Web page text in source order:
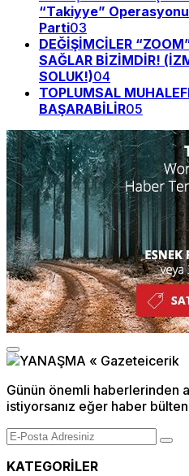
“Takiyye”
Parti03
DEĞİŞİMCİLER
SAĞLAR BİZİMDİR!
SOLUK!)04
TOPLUMSAL
BAŞARABİLİR05
Günün önemli haberlerinden
istiyorsanız eğer haber
KATEGORİLER